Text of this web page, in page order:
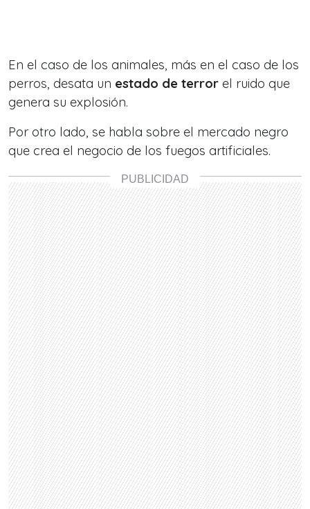
En el caso de los animales, más en el caso de los
perros, desata un estado de terror el ruido que
genera su explosión.
Por otro lado, se habla sobre el mercado negro
que crea el negocio de los fuegos artificiales.